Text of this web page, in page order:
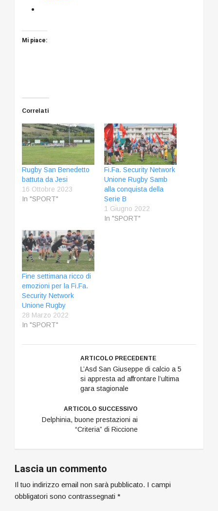
Mi piace:
Correlati
Rugby San Benedetto
battuta da Jesi
16 Ottobre 2023
In "SPORT"
Fi.Fa. Security Network
Unione Rugby Samb
alla conquista della
Serie B
1 Giugno 2022
In "SPORT"
Fine settimana ricco di
emozioni per la Fi.Fa.
Security Network
Unione Rugby
28 Marzo 2022
In "SPORT"
ARTICOLO PRECEDENTE
L’Asd San Giuseppe di calcio a 5
si appresta ad affrontare l’ultima
gara stagionale
ARTICOLO SUCCESSIVO
Delphinia, buone prestazioni ai
“Criteria” di Riccione
Lascia un commento
Il tuo indirizzo email non sarà pubblicato. I campi
obbligatori sono contrassegnati *